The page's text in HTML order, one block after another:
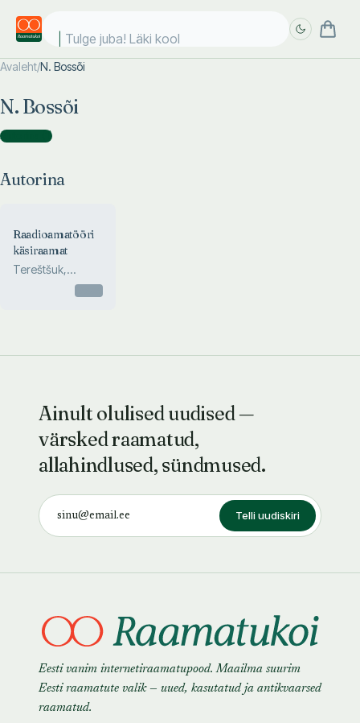
Tulge juba! Läki kooli
Avaleht/N. Bossõi
N. Bossõi
Autorina )
Autorina
Raadioamatööri
käsiraamat
Tereštšuk,
Bossõi, Nogin, ...
Ainult olulised uudised —
värsked raamatud,
allahindlused, sündmused.
Telli uudiskiri
Eesti vanim internetiraamatupood. Maailma suurim
Eesti raamatute valik — uued, kasutatud ja antikvaarsed
raamatud.